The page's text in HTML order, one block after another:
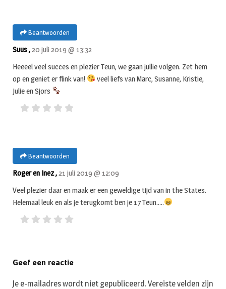
Beantwoorden
Suus ,20 juli 2019 @ 13:32
Heeeel veel succes en plezier Teun, we gaan jullie volgen. Zet hem
op en geniet er flink van!
veel liefs van Marc, Susanne, Kristie,
Julie en Sjors
Beantwoorden
Roger en Inez ,21 juli 2019 @ 12:09
Veel plezier daar en maak er een geweldige tijd van in the States.
Helemaal leuk en als je terugkomt ben je 17 Teun…..
Geef een reactie
Je e-mailadres wordt niet gepubliceerd.Vereiste velden zijn